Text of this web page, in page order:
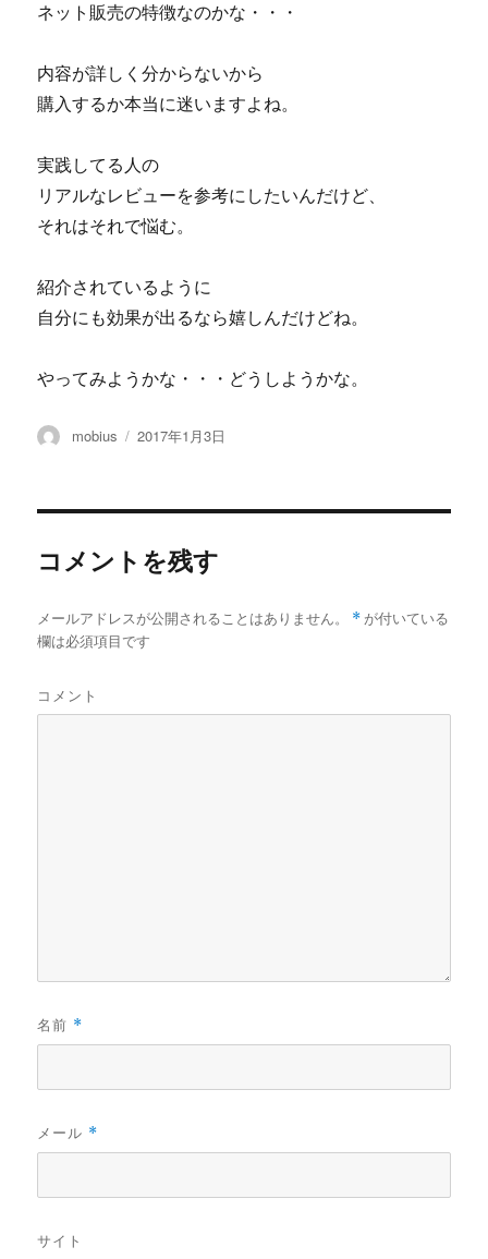
ネット販売の特徴なのかな・・・
内容が詳しく分からないから
購入するか本当に迷いますよね。
実践してる人の
リアルなレビューを参考にしたいんだけど、
それはそれで悩む。
紹介されているように
自分にも効果が出るなら嬉しんだけどね。
やってみようかな・・・どうしようかな。
投
mobius
投
2017年1月3日
コメントを残す
メールアドレスが公開されることはありません。 * が付いている
欄は必須項目です
コメント
名前 *
メール *
サイト